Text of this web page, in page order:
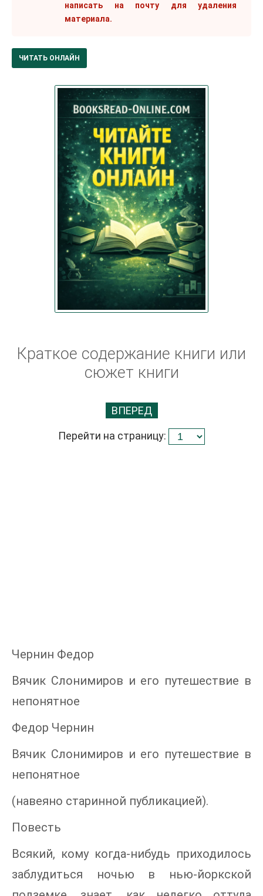
написать на почту для удаления
материала.
ЧИТАТЬ ОНЛАЙН
Краткое содержание книги или
сюжет книги
ВПЕРЕД
Перейти на страницу:
Чернин Федор
Вячик Слонимиров и его путешествие в
непонятное
Федор Чернин
Вячик Слонимиров и его путешествие в
непонятное
(навеяно старинной публикацией).
Повесть
Всякий, кому когда-нибудь приходилось
заблудиться ночью в нью-йоркской